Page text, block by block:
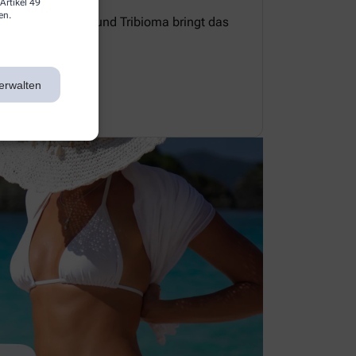
49
und Tribioma bringt das